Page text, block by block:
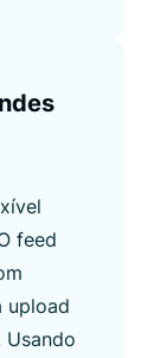
feed
upload